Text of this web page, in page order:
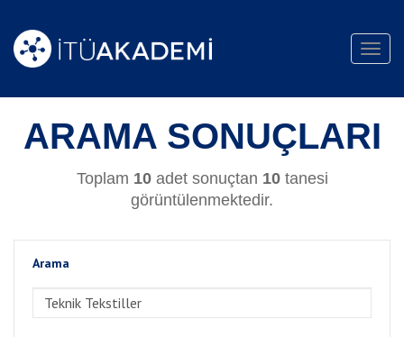
ARAMA SONUÇLARI
Toplam 10adet sonuçtan 10tanesi
görüntülenmektedir.
Arama